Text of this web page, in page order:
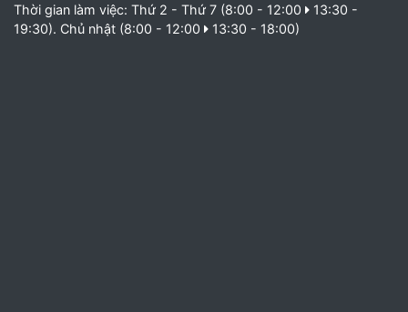
Thời gian làm việc: Thứ 2 - Thứ 7 (8:00 - 12:00
13:30 -
19:30). Chủ nhật (8:00 - 12:00
13:30 - 18:00)